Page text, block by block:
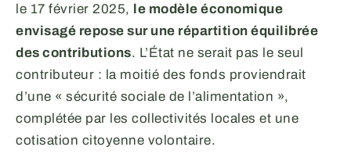
le 17 février 2025, le modèle économique
envisagé repose sur une répartition équilibrée
des contributions. L’État ne serait pas le seul
contributeur : la moitié des fonds proviendrait
d’une « sécurité sociale de l’alimentation »,
complétée par les collectivités locales et une
cotisation citoyenne volontaire.